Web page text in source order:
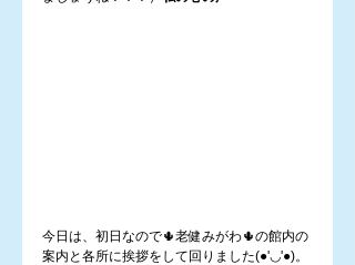
今日は、初日なので🌵老健みがわ🌵の館内の
案内と各所に挨拶をして回りました(●'◡'●)。